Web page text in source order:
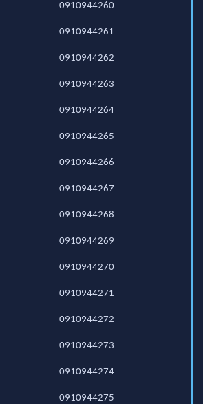
0910944260
0910944261
0910944262
0910944263
0910944264
0910944265
0910944266
0910944267
0910944268
0910944269
0910944270
0910944271
0910944272
0910944273
0910944274
0910944275